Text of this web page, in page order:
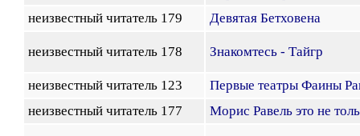
неизвестный читатель 179
Девятая Бетховена
неизвестный читатель 178 Знакомтесь - Тайгр
неизвестный читатель 123
Первые театры Фаины
неизвестный читатель 177
Морис Равель это не